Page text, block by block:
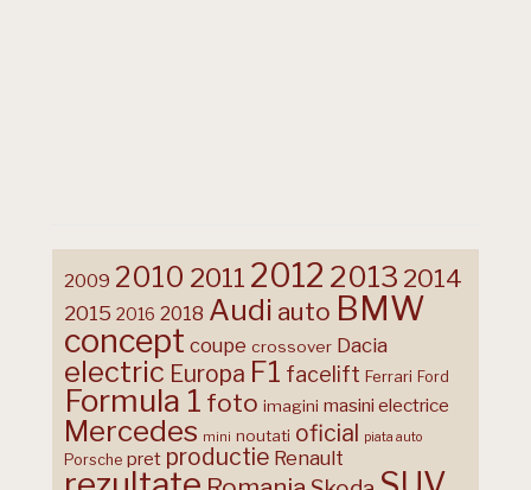
2009 2010 2011 2012 2013 2014
2015 2016 2018 Audi auto BMW
concept coupe crossover Dacia
electric Europa F1 facelift Ferrari Ford
Formula 1 foto imagini masini electrice
Mercedes mini noutati oficial piata auto
Porsche pret productie Renault